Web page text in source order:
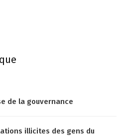
de la gouvernance
illicites des gens du